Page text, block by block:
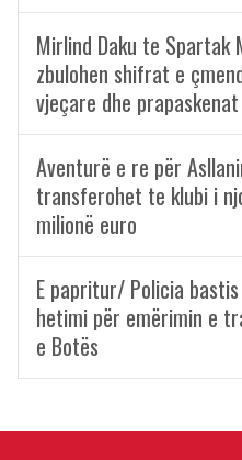
Mirlind Daku te Spartak
zbulohen shifrat e
vjeçare dhe prapaskenat
Aventurë e re për
transferohet te klubi i
milionë euro
E papritur/ Policia
hetimi për emërimin e
e Botës